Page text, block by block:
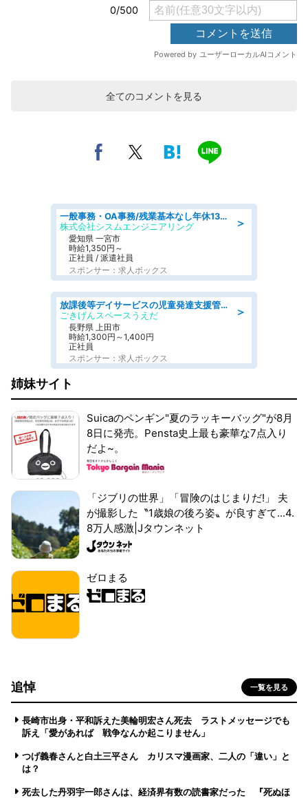
全てのコメントを見る
＞
一般事務・OA事務/残業基本なし年休130日社保完備の一般・調達事務
株式会社シスムエンジニアリング
愛知県 一宮市
時給1,350円～
正社員 / 派遣社員
スポンサー：求人ボックス
＞
放課後等デイサービスの児童発達支援管理責任者
ごきげんスペースうえだ
長野県 上田市
時給1,300円～1,400円
正社員
スポンサー：求人ボックス
姉妹サイト
Suicaのペンギン"夏のラッキーバッグ"が8月
8日に発売。Pensta史上最も豪華な7点入り
だよ~。
「ジブリの世界」「冒険のはじまりだ!」 夫
が撮影した〝1歳娘の後ろ姿〟が良すぎて...4.
8万人感激|Jタウンネット
ゼロまる
追悼 一覧を見る
長崎市出身・平和訴えた美輪明宏さん死去 ラストメッセージでも
訴え「愛があれば 戦争なんか起こりません」
つげ義春さんと白土三平さん カリスマ漫画家、二人の「違い」と
は？
死去した丹羽宇一郎さんは、経済界有数の読書家だった 『死ぬほ